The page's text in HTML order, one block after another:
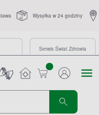
Wysyłka w 24 godziny
Serwis Świat Zdrowia
sztuk